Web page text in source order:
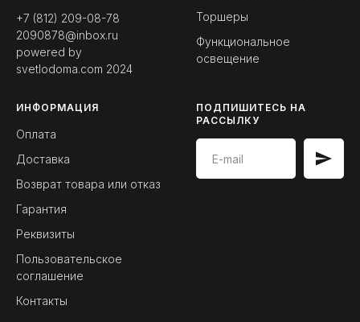
+7 (812) 209-08-78
2090878@inbox.ru
powered by
svetlodoma.com 2024
Торшеры
Функциональное
освещение
ИНФОРМАЦИЯ
Оплата
Доставка
Возврат товара или отказ
Гарантия
Реквизиты
Пользовательское
соглашение
Контакты
ПОДПИШИТЕСЬ НА
РАССЫЛКУ